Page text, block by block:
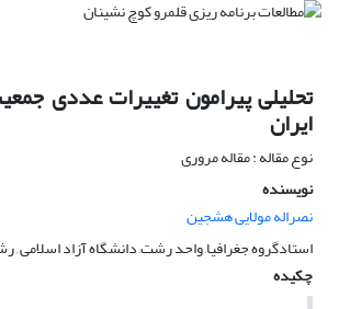
تحلیلی پیرامون تغییرات عددی
ایران
نوع مقاله : مقاله مروری
نویسنده
نصراله مولایی هشجین
استادگروه جغرافیا, واحد رشت, دانشگاه آزاد اسلامی ,
چکیده